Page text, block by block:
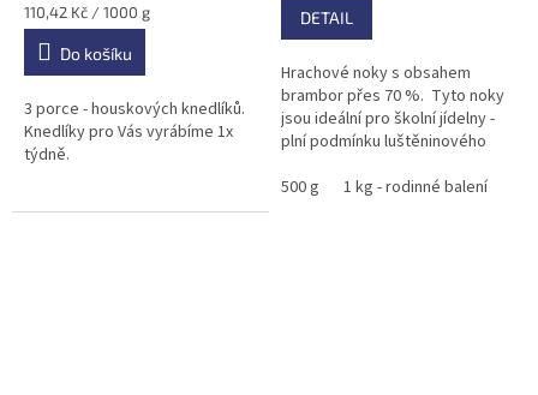
Měrná
cena:
110,42 Kč / 1000 g
Do košíku
3 porce - houskových knedlíků.
Knedlíky pro Vás vyrábíme 1x
týdně.
DETAIL
Hrachové noky s obsahem
brambor přes 70 %. Tyto noky
jsou ideální pro školní jídelny -
plní podmínku luštěninového
500 g
1 kg - rodinné balení